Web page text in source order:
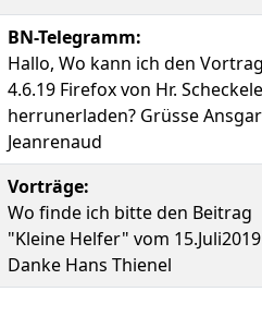
BN-Telegramm:
Hallo, Wo kann ich den
4.6.19 Firefox von Hr. Scheckele
herrunerladen? Grüsse Ansgar
Jeanrenaud
Vorträge:
Wo finde ich bitte den Beitrag
"Kleine Helfer" vom 15.Juli2019
Danke Hans Thienel